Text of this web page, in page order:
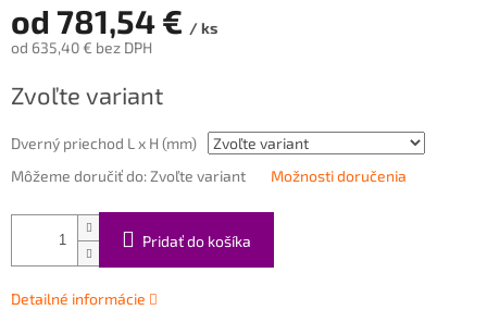
od 781,54 € / ks
od 635,40 € bez DPH
cena:
Zvoľte variant
Dverný priechod L x H (mm)
Môžeme doručiť do: Zvoľte variant Možnosti doručenia
Pridať do košíka
Detailné informácie